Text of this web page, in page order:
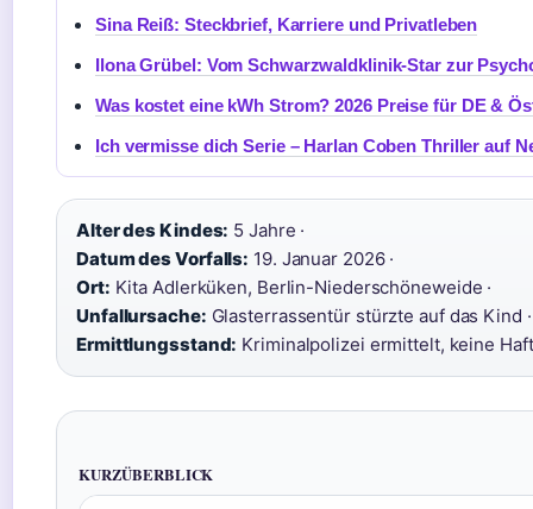
Sina Reiß: Steckbrief, Karriere und Privatleben
Ilona Grübel: Vom Schwarzwaldklinik-Star zur
Was kostet eine kWh Strom? 2026 Preise für DE &
Ich vermisse dich Serie – Harlan Coben Thriller auf
Alter des Kindes: 5 Jahre ·
Datum des Vorfalls: 19. Januar 2026 ·
Ort: Kita Adlerküken, Berlin-Niederschöneweide ·
Unfallursache: Glasterrassentür stürzte auf das Kind ·
Ermittlungsstand: Kriminalpolizei ermittelt, keine
KURZÜBERBLICK